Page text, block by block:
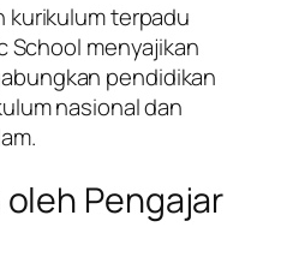
kurikulum terpadu
School menyajikan
pendidikan
nasional dan
Pengajar